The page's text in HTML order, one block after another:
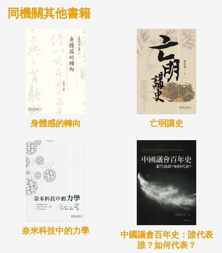
同機關其他書籍
身體感的轉向 亡明講史
奈米科技中的力學
中國議會百年史：誰代表
誰？如何代表？